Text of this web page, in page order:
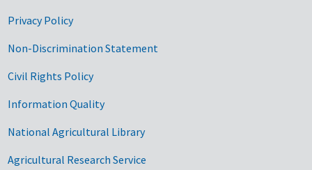
Privacy Policy
Non-Discrimination Statement
Civil Rights Policy
Information Quality
National Agricultural Library
Agricultural Research Service